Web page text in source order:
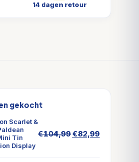
14 dagen retour
gekocht
Scarlet &
Tin
Display
€104,99Oorspronkelijke
€82,99Huidige